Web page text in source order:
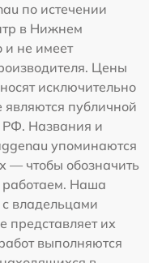
по истечении
в Нижнем
и не имеет
Цены
исключительно
публичной
РФ. Названия и
упоминаются
— чтобы обозначить
работаем. Наша
владельцами
представляет их
выполняются